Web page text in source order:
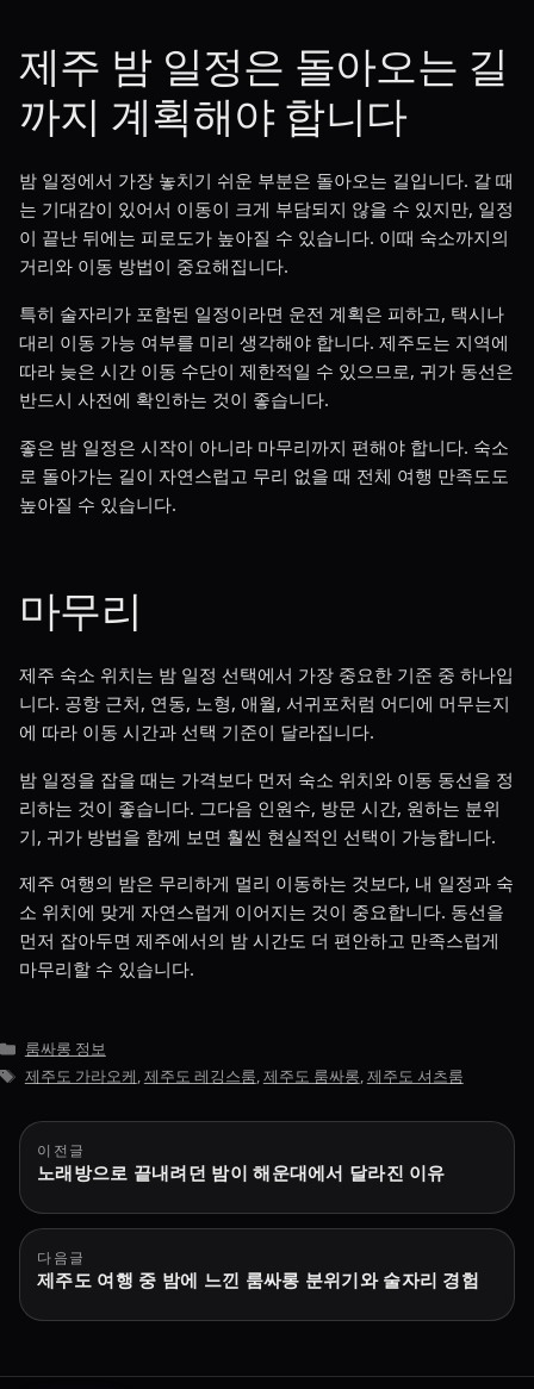
제주 밤 일정은 돌아오는 길
까지 계획해야 합니다
밤 일정에서 가장 놓치기 쉬운 부분은 돌아오는 길입니다. 갈 때
는 기대감이 있어서 이동이 크게 부담되지 않을 수 있지만, 일정
이 끝난 뒤에는 피로도가 높아질 수 있습니다. 이때 숙소까지의
거리와 이동 방법이 중요해집니다.
특히 술자리가 포함된 일정이라면 운전 계획은 피하고, 택시나
대리 이동 가능 여부를 미리 생각해야 합니다. 제주도는 지역에
따라 늦은 시간 이동 수단이 제한적일 수 있으므로, 귀가 동선은
반드시 사전에 확인하는 것이 좋습니다.
좋은 밤 일정은 시작이 아니라 마무리까지 편해야 합니다. 숙소
로 돌아가는 길이 자연스럽고 무리 없을 때 전체 여행 만족도도
높아질 수 있습니다.
마무리
제주 숙소 위치는 밤 일정 선택에서 가장 중요한 기준 중 하나입
니다. 공항 근처, 연동, 노형, 애월, 서귀포처럼 어디에 머무는지
에 따라 이동 시간과 선택 기준이 달라집니다.
밤 일정을 잡을 때는 가격보다 먼저 숙소 위치와 이동 동선을 정
리하는 것이 좋습니다. 그다음 인원수, 방문 시간, 원하는 분위
기, 귀가 방법을 함께 보면 훨씬 현실적인 선택이 가능합니다.
제주 여행의 밤은 무리하게 멀리 이동하는 것보다, 내 일정과 숙
소 위치에 맞게 자연스럽게 이어지는 것이 중요합니다. 동선을
먼저 잡아두면 제주에서의 밤 시간도 더 편안하고 만족스럽게
마무리할 수 있습니다.
카
테
고
룸싸롱 정보
태
제주도 가라오케,제주도 레깅스룸,제주도 룸싸롱,제주도 셔츠룸
글
탐
색
이전글
노래방으로 끝내려던 밤이 해운대에서 달라진 이유
다음글
제주도 여행 중 밤에 느낀 룸싸롱 분위기와 술자리 경험